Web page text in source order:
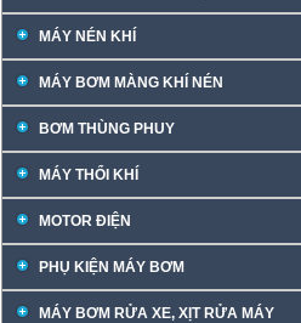
MÁY NÉN KHÍ
MÁY BƠM MÀNG KHÍ NÉN
BƠM THÙNG PHUY
MÁY THỔI KHÍ
MOTOR ĐIỆN
PHỤ KIỆN MÁY BƠM
MÁY BƠM RỬA XE, XỊT RỬA MÁY